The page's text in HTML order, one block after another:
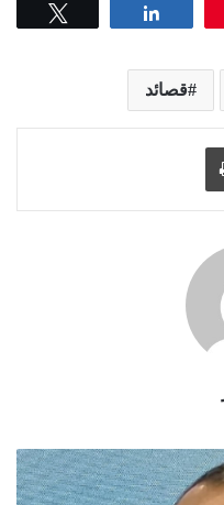
قصائد
طباعة